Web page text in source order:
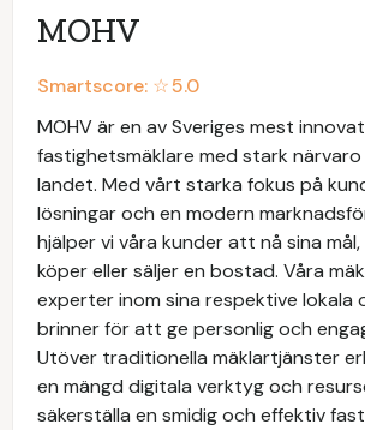
MOHV
Smartscore: ☆5.0
MOHV är en av Sveriges mest
fastighetsmäklare med stark närvaro
landet. Med vårt starka fokus på
lösningar och en modern
hjälper vi våra kunder att nå sina
köper eller säljer en bostad. Våra
experter inom sina respektive lokala
brinner för att ge personlig och
Utöver traditionella mäklartjänster
en mängd digitala verktyg och
säkerställa en smidig och effektiv